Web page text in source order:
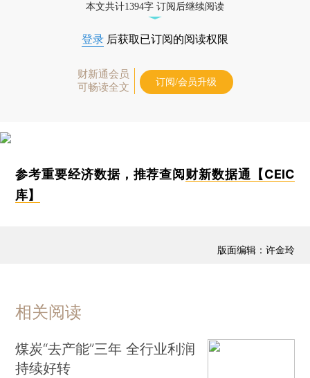
本文共计1394字 订阅后继续阅读
登录 后获取已订阅的阅读权限
财新通会员
可畅读全文
订阅/会员升级
参考重要经济数据，推荐查阅财新数据通【CEIC
库】
版面编辑：许金玲
相关阅读
煤炭“去产能”三年 全行业利润
持续好转